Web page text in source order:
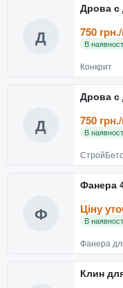
Д
Дрова с
750
В
Конкрит
Д
Дрова с
750
В
Ф
Фанера
Ціну
В
Фанера
Клин